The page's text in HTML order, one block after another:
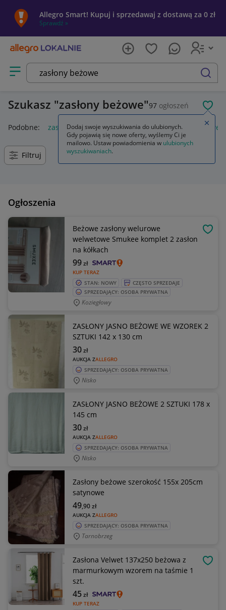
Allegro Smart! Kupuj i sprzedawaj z dostawą za 0 zł
Sprawdź »
Otwórz menu z kategoriami
szukaj
Szukasz zasłony beżowe 97 ogłoszeń
Podobne:
zasłony welurowe beżowe zasłony lniane beżowe
Filtruj
Ogłoszenia
Beżowe zasłony welurowe
welwetowe Smukee komplet 2 zasłon
na kółkach
KUP TERAZ
99zł
STAN: NOWY
CZĘSTO SPRZEDAJE
SPRZEDAJĄCY: OSOBA PRYWATNA
Koziegłowy
ZASŁONY JASNO BEŻOWE WE WZOREK 2
SZTUKI 142 x 130 cm
AUKCJA ZALLEGRO
30zł
SPRZEDAJĄCY: OSOBA PRYWATNA
Nisko
ZASŁONY JASNO BEŻOWE 2 SZTUKI 178 x
145 cm
AUKCJA ZALLEGRO
30zł
SPRZEDAJĄCY: OSOBA PRYWATNA
Nisko
Zasłony beżowe szerokość 155x 205cm
satynowe
AUKCJA ZALLEGRO
49,90zł
SPRZEDAJĄCY: OSOBA PRYWATNA
Tarnobrzeg
Zasłona Velwet 137x250 beżowa z
marmurkowym wzorem na taśmie 1
szt.
KUP TERAZ
45zł
Dodaj swoje wyszukiwania do ulubionych.
Gdy pojawią się nowe oferty, wyślemy Ci je
mailowo. Ustaw powiadomienia w ulubionych
wyszukiwaniach.